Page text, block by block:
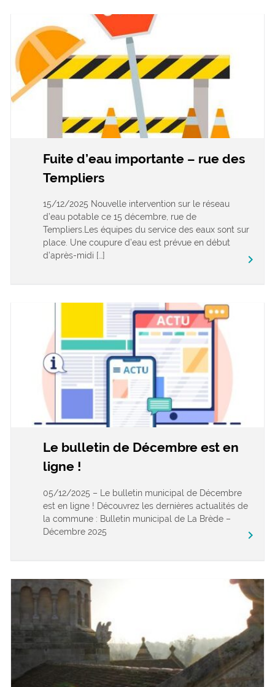
Fuite d’eau importante – rue des
Templiers
15/12/2025 Nouvelle intervention sur le réseau
d’eau potable ce 15 décembre, rue de
Templiers.Les équipes du service des eaux sont sur
place. Une coupure d’eau est prévue en début
d’après-midi […]
keyboard_arrow_right
Le bulletin de Décembre est en
ligne !
05/12/2025 – Le bulletin municipal de Décembre
est en ligne ! Découvrez les dernières actualités de
la commune : Bulletin municipal de La Brède –
Décembre 2025
keyboard_arrow_right